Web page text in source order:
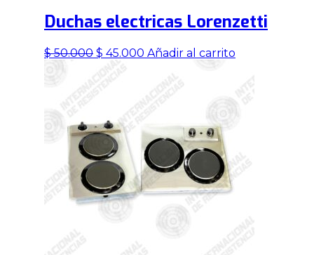
Duchas electricas Lorenzetti
$50.000 El
era:
$ 45.000 El
Añadir al carrito